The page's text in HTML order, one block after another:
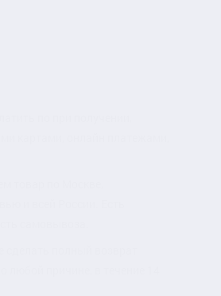
по при получении,
картами, онлайн платежами,
товар по Москве,
и всей России. Есть
самовывоза.
полный возврат
любой причине, в течение 14